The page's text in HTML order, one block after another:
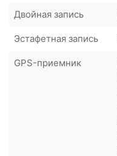
Двойная запись
Эстафетная запись
GPS-приемник